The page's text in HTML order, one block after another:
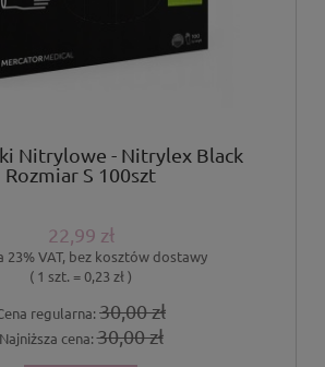
Nitrylowe - Nitrylex Black
Rozmiar S 100szt
22,99 zł
23% VAT, bez kosztów dostawy
( 1 szt. = 0,23 zł )
regularna: 30,00 zł
Najniższa cena:30,00 zł